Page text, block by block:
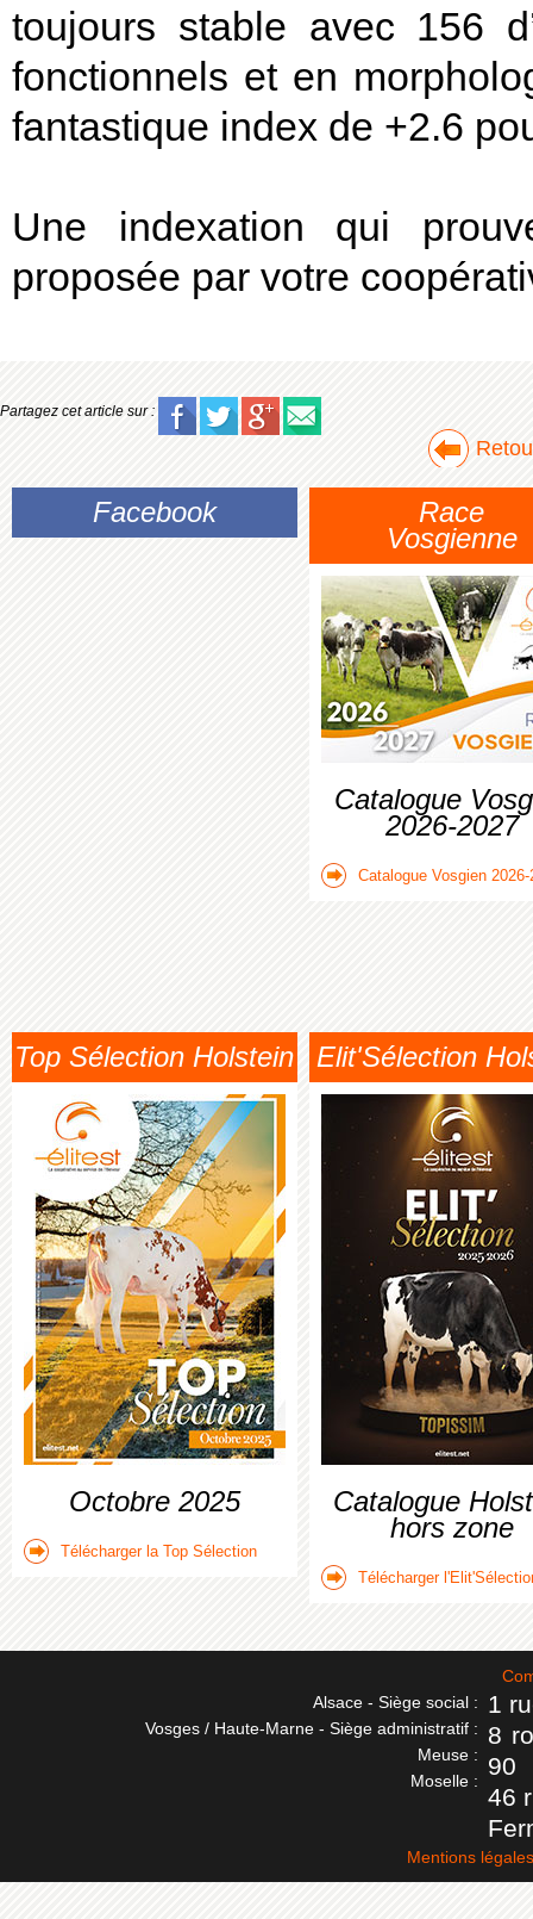
toujours stable avec 156
fonctionnels et en
fantastique index de +2.6
Une indexation qui
proposée par votre
Partagez cet article sur :
Facebook
Race
Vosgienne
Catalogue
2026-2027
Catalogue Vosgien 2026-
Top Sélection Holstein
Octobre 2025
Télécharger la Top Sélection
Elit'Sélection
Catalogue
hors zone
Télécharger
Alsace - Siège social :
Vosges / Haute-Marne - Siège administratif :
Meuse :
Moselle :
1
8
90
46
Mentions légales